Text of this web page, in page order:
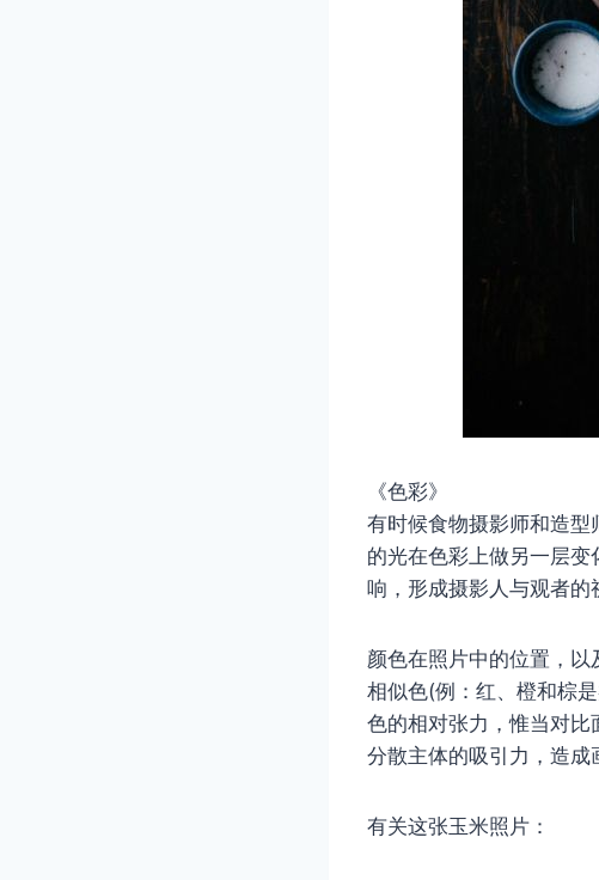
《色彩》
有时候食物摄影师和造
的光在色彩上做另一层
响，形成摄影人与观者的
颜色在照片中的位置，
相似色(例：红、橙和棕
色的相对张力，惟当对
分散主体的吸引力，造成
有关这张玉米照片：